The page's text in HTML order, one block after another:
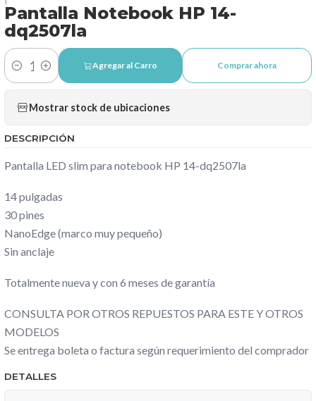
Pantalla Notebook HP 14-
dq2507la
Cantidad
Agregar al Carro Comprar ahora
Mostrar stock de ubicaciones
DESCRIPCIÓN
Pantalla LED slim para notebook HP 14-dq2507la
14 pulgadas
30 pines
NanoEdge (marco muy pequeño)
Sin anclaje
Totalmente nueva y con 6 meses de garantía
CONSULTA POR OTROS REPUESTOS PARA ESTE Y OTROS
MODELOS
Se entrega boleta o factura según requerimiento del comprador
DETALLES